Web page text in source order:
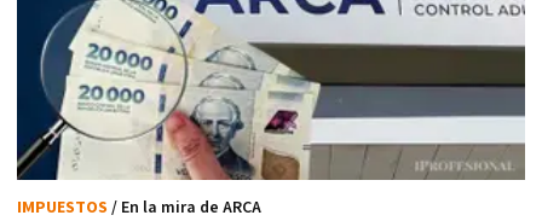
IMPUESTOS / En la mira de ARCA